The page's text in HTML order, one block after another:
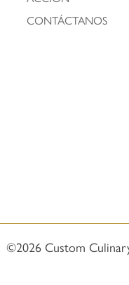
CONTÁCTANOS
©2026 Custom